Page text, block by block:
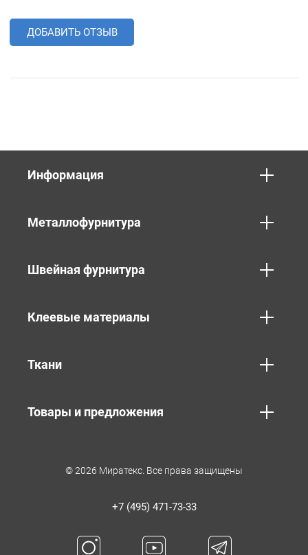
ДОБАВИТЬ ОТЗЫВ
Информация
Металлофурнитура
Швейная фурнитура
Клеевые материалы
Ткани
Товары и предложения
© 2026 Миратекс. Все права защищены
+7 (495) 471-73-33